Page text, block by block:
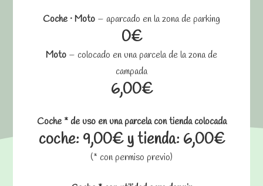
Coche · Moto – aparcado en la zona de parking
0€
Moto – colocado en una parcela de la zona de
campada
6,00€
Coche * de uso en una parcela con tienda colocada
coche: 9,00€ y tienda: 6,00€
(* con permiso previo)